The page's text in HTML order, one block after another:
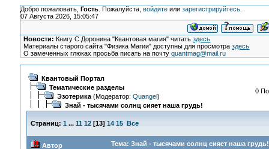
Добро пожаловать, Гость. Пожалуйста, войдитеили зарегистрируйтесь.
07 Августа 2026, 15:05:47
Новости: Книгу С.Доронина "Квантовая магия" читатьздесь
Материалы старого сайта "Физика Магии" доступны для просмотраздесь
О замеченных глюках просьба писать на почтуquantmag@mail.ru
Квантовый Портал
Тематические разделы
Эзотерика(Модератор: Quangel)
Знай - тысячами солнц сияет наша грудь!
0
Страниц: 1 ... 11 12[13] 14 15 Все
Автор Тема: Знай - тысячами солнц сияет наша